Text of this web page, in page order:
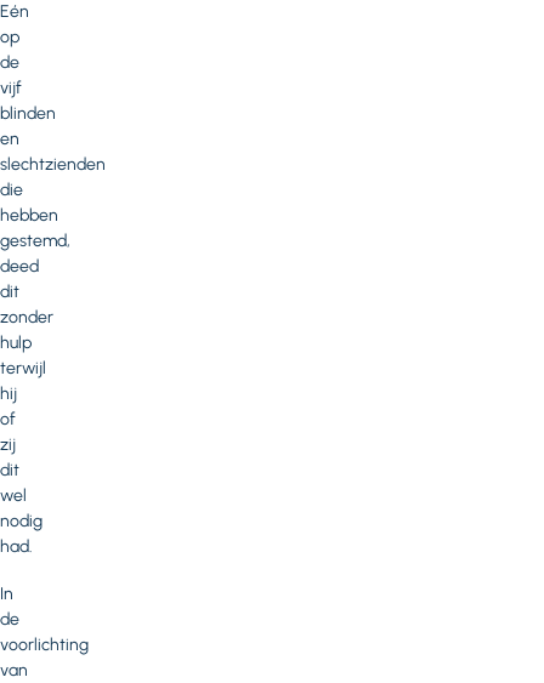
Eén
op
de
vijf
blinden
en
slechtzienden
die
hebben
gestemd,
deed
dit
zonder
hulp
terwijl
hij
of
zij
dit
wel
nodig
had.
In
de
voorlichting
van